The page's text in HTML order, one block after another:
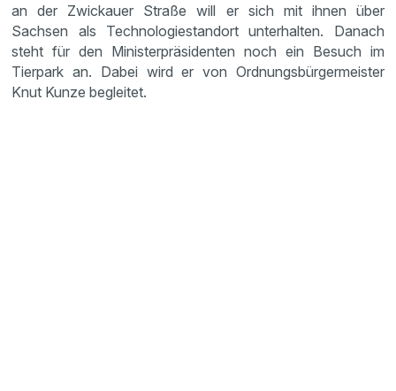
an der Zwickauer Straße will er sich mit ihnen über
Sachsen als Technologiestandort unterhalten. Danach
steht für den Ministerpräsidenten noch ein Besuch im
Tierpark an. Dabei wird er von Ordnungsbürgermeister
Knut Kunze begleitet.